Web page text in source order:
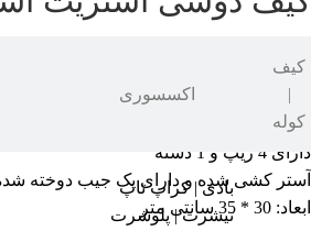
کیف
|
کوله
اکسسوری
بادی | کراپ تاپ
تیشرت | پلوشرت
دسته های محکم
دارای 4 زیپ و 1 دسته
آستر کشی شده و دارای یک جیب دوخته شده
ابعاد: 30 * 35 سانتی متر